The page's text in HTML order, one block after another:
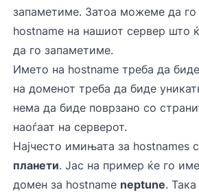
запаметиме. Затоа можеме да
hostname на нашиот сервер што
да го запаметиме.
Името на hostname треба да
на доменот треба да биде
нема да биде поврзано со
наоѓаат на серверот.
Најчесто имињата за hostnames
планети. Јас на пример ќе го
домен за hostname neptune.